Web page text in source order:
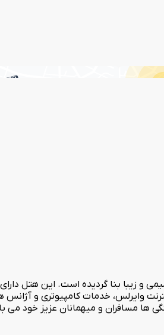
در مهرماه سال 1390 در محیطی امن، صمیمی و زیبا
وایرلس، خدمات کامپیوتری و
ها مسافران و میهمانان عزیز خود می